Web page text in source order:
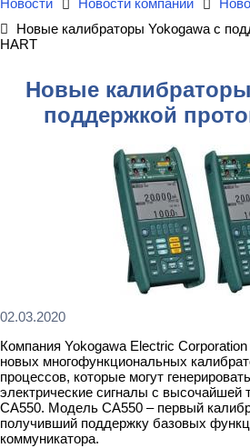
Новости Новости компаний
Новые калибраторы Yokogawa с
HART
Новые
поддержкой
02.03.2020
Компания Yokogawa Electric
новых многофункциональных
процессов, которые могут
электрические сигналы с высочайшей
CA550. Модель CA550 – первый
получивший поддержку базовых
коммуникатора.